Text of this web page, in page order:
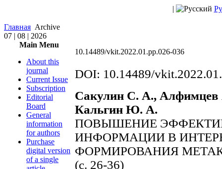
|
Главная Archive
07 | 08 | 2026
Main Menu
About this
journal
Current Issue
Subscription
Editorial
Board
General
information
for authors
Purchase
digital version
of a single
10.14489/vkit.2022.01.pp.026-036
DOI: 10.14489/
Сакулин С. А.,
Кальгин Ю. А.
ПОВЫШЕНИЕ
ИНФОРМАЦИИ В
ФОРМИРОВАНИЯ
(c. 26-36)